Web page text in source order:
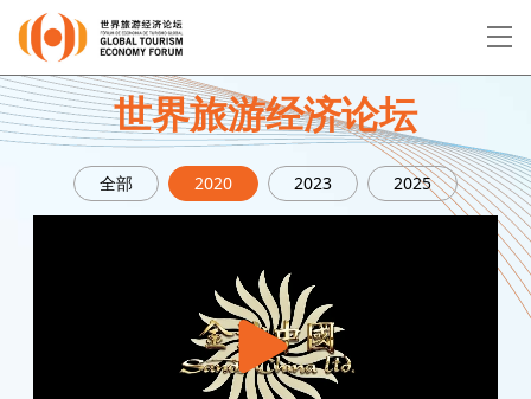
EN 繁 简
关于论坛
世界旅游经济论坛
全部 2020 2023 2025